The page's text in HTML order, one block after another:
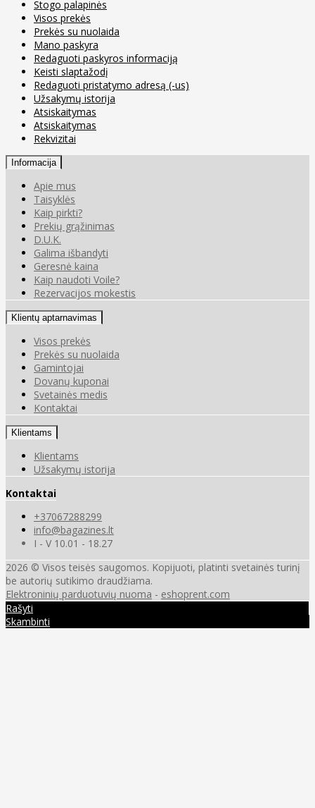
Stogo palapinės
Visos prekės
Prekės su nuolaida
Mano paskyra
Redaguoti paskyros informaciją
Keisti slaptažodį
Redaguoti pristatymo adresą (-us)
Užsakymų istorija
Atsiskaitymas
Atsiskaitymas
Rekvizitai
Informacija
Apie mus
Taisyklės
Kaip pirkti?
Prekių grąžinimas
D.U.K.
Galima išbandyti
Geresnė kaina
Kaip naudoti Voile?
Rezervacijos mokestis
Klientų aptarnavimas
Visos prekės
Prekės su nuolaida
Gamintojai
Dovanų kuponai
Svetainės medis
Kontaktai
Klientams
Klientams
Užsakymų istorija
Kontaktai
+37067288299
info@bagazines.lt
I - V 10.01 - 18.27
2026 © Visos teisės saugomos. Kopijuoti, platinti svetainės turinį
be autorių sutikimo draudžiama.
Elektroninių parduotuvių nuoma - eshoprent.com
Rašyti
Skambinti